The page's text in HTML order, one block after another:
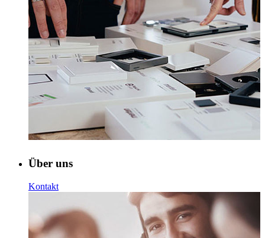
Über uns
Kontakt